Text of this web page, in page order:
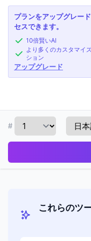
プランをアップグレー
セスできます。
10倍賢いAI
より多くのカスタマイ
ション
アップグレード
#
これらのツ